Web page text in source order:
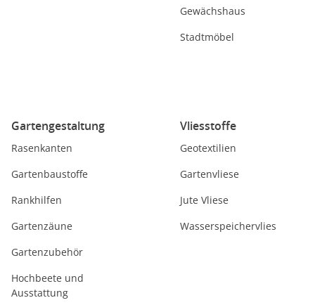
Gewächshaus
Stadtmöbel
Gartengestaltung
Rasenkanten
Gartenbaustoffe
Rankhilfen
Gartenzäune
Gartenzubehör
Hochbeete und
Ausstattung
Vliesstoffe
Geotextilien
Gartenvliese
Jute Vliese
Wasserspeichervlies